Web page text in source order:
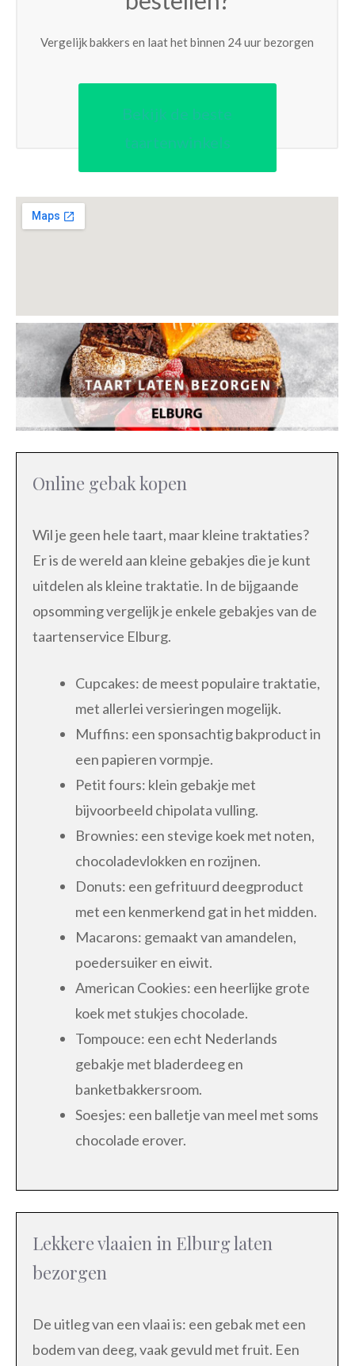
Vergelijk bakkers en laat het binnen 24 uur bezorgen
Bekijk de beste
taartenwinkels
Online gebak kopen
Wil je geen hele taart, maar kleine traktaties?
Er is de wereld aan kleine gebakjes die je kunt
uitdelen als kleine traktatie. In de bijgaande
opsomming vergelijk je enkele gebakjes van de
taartenservice Elburg.
Cupcakes: de meest populaire traktatie,
met allerlei versieringen mogelijk.
Muffins: een sponsachtig bakproduct in
een papieren vormpje.
Petit fours: klein gebakje met
bijvoorbeeld chipolata vulling.
Brownies: een stevige koek met noten,
chocoladevlokken en rozijnen.
Donuts: een gefrituurd deegproduct
met een kenmerkend gat in het midden.
Macarons: gemaakt van amandelen,
poedersuiker en eiwit.
American Cookies: een heerlijke grote
koek met stukjes chocolade.
Tompouce: een echt Nederlands
gebakje met bladerdeeg en
banketbakkersroom.
Soesjes: een balletje van meel met soms
chocolade erover.
Lekkere vlaaien in Elburg laten
bezorgen
De uitleg van een vlaai is: een gebak met een
bodem van deeg, vaak gevuld met fruit. Een